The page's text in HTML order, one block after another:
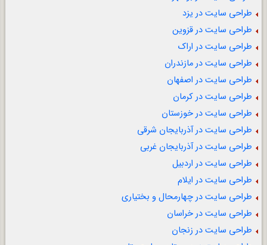
طراحی سایت در یزد
طراحی سایت در قزوین
طراحی سایت در اراک
طراحی سایت در مازندران
طراحی سایت در اصفهان
طراحی سایت در کرمان
طراحی سایت در خوزستان
طراحی سایت در آذربایجان شرقی
طراحی سایت در آذربایجان غربی
طراحی سایت در اردبیل
طراحی سایت در ایلام
طراحی سایت در چهارمحال و بختیاری
طراحی سایت در خراسان
طراحی سایت در زنجان